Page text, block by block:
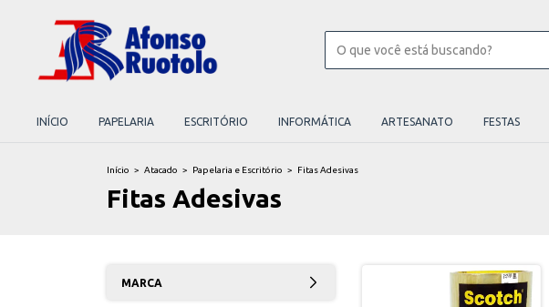
INÍCIO PAPELARIA ESCRITÓRIO INFORMÁTICA ARTESANATO FESTAS
Início > Atacado > Papelaria e Escritório > Fitas Adesivas
Fitas Adesivas
MARCA